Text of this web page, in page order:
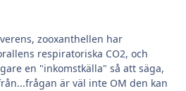
zooxanthellen har
respiratoriska CO2, och
en "inkomstkälla" så att säga,
är väl inte OM den kan